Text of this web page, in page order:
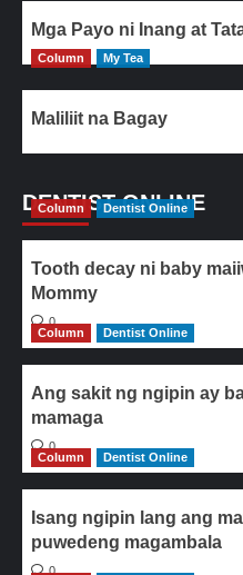
Mga Payo ni Inang at
Column My Tea
Maliliit na Bagay
DENTIST ONLINE
Column Dentist Online
Tooth decay ni baby
Mommy
0
Column
Dentist Online
Ang sakit ng ngipin ay
mamaga
0
Column
Dentist Online
Isang ngipin lang ang
puwedeng magambala
0